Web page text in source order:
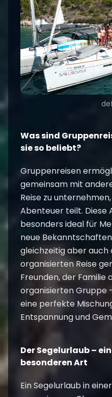
Was sind
sie so beliebt?
Gruppenreisen
gemeinsam mit
Reise zu
Abenteuer teilt. Diese
besonders ideal für
neue
gleichzeitig aber
organisierten Reise
Freunden, der Familie
organisierten Gruppe
eine perfekte
Entspannung und
Der Segelurlaub –
besonderen Art
EinSegelurlaubin